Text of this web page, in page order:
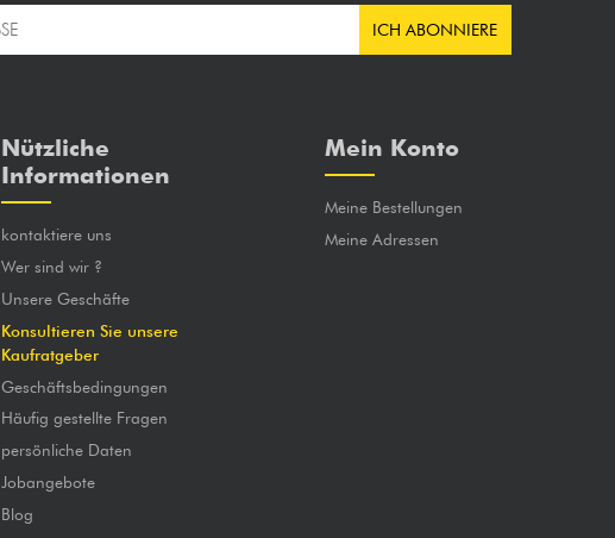
ICH ABONNIERE
Nützliche
Informationen
kontaktiere uns
Wer sind wir ?
Unsere Geschäfte
Konsultieren Sie unsere
Kaufratgeber
Geschäftsbedingungen
Häufig gestellte Fragen
persönliche Daten
Jobangebote
Blog
Mein Konto
Meine Bestellungen
Meine Adressen